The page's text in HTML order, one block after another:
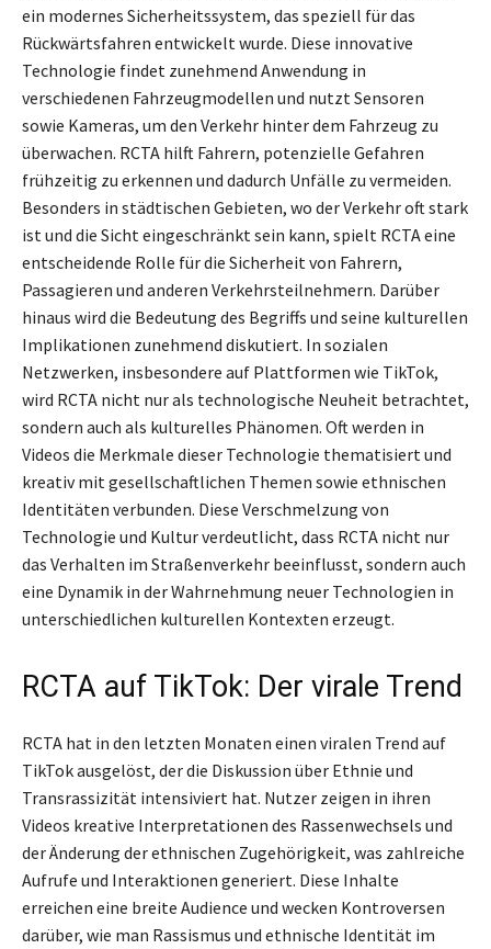
ein modernes Sicherheitssystem, das speziell für das
Rückwärtsfahren entwickelt wurde. Diese innovative
Technologie findet zunehmend Anwendung in
verschiedenen Fahrzeugmodellen und nutzt Sensoren
sowie Kameras, um den Verkehr hinter dem Fahrzeug zu
überwachen. RCTA hilft Fahrern, potenzielle Gefahren
frühzeitig zu erkennen und dadurch Unfälle zu vermeiden.
Besonders in städtischen Gebieten, wo der Verkehr oft stark
ist und die Sicht eingeschränkt sein kann, spielt RCTA eine
entscheidende Rolle für die Sicherheit von Fahrern,
Passagieren und anderen Verkehrsteilnehmern. Darüber
hinaus wird die Bedeutung des Begriffs und seine kulturellen
Implikationen zunehmend diskutiert. In sozialen
Netzwerken, insbesondere auf Plattformen wie TikTok,
wird RCTA nicht nur als technologische Neuheit betrachtet,
sondern auch als kulturelles Phänomen. Oft werden in
Videos die Merkmale dieser Technologie thematisiert und
kreativ mit gesellschaftlichen Themen sowie ethnischen
Identitäten verbunden. Diese Verschmelzung von
Technologie und Kultur verdeutlicht, dass RCTA nicht nur
das Verhalten im Straßenverkehr beeinflusst, sondern auch
eine Dynamik in der Wahrnehmung neuer Technologien in
unterschiedlichen kulturellen Kontexten erzeugt.
RCTA auf TikTok: Der virale Trend
RCTA hat in den letzten Monaten einen viralen Trend auf
TikTok ausgelöst, der die Diskussion über Ethnie und
Transrassizität intensiviert hat. Nutzer zeigen in ihren
Videos kreative Interpretationen des Rassenwechsels und
der Änderung der ethnischen Zugehörigkeit, was zahlreiche
Aufrufe und Interaktionen generiert. Diese Inhalte
erreichen eine breite Audience und wecken Kontroversen
darüber, wie man Rassismus und ethnische Identität im